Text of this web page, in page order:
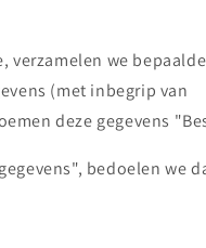
we
(met inbegrip van
deze gegevens
bedoelen we